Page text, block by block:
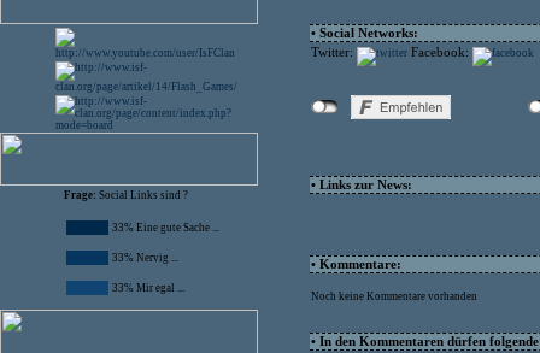
Frage: Social Links sind ?
33% Eine gute Sache ...
33% Nervig ...
33% Mir egal ...
• Social Networks:
Twitter:
Facebook:
• Links zur News:
• Kommentare:
Noch keine Kommentare vorhanden
• In den Kommentaren dürfen